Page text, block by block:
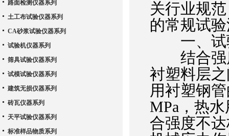
关行业规
的常规试
一、试
结合强度
衬塑料层
用衬塑钢
MPa，热
合强度不
路面检测仪器系列
土工布试验仪器系列
CA砂浆试验仪器系列
试验机仪器系列
筛具试验仪器系列
试模试验仪器系列
建筑无损仪器系列
砖瓦仪器系列
天平试验仪器系列
标准样品物质系列